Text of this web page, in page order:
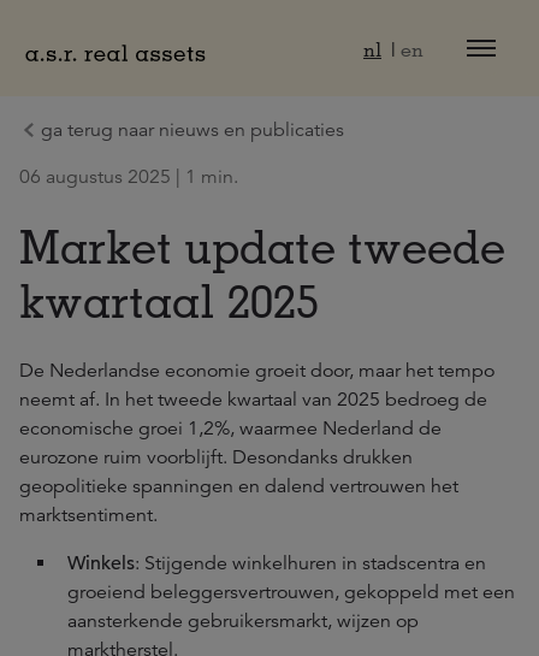
nl en
ga terug naar nieuws en publicaties
06 augustus 2025 | 1 min.
Market update tweede
kwartaal 2025
De Nederlandse economie groeit door, maar het tempo
neemt af. In het tweede kwartaal van 2025 bedroeg de
economische groei 1,2%, waarmee Nederland de
eurozone ruim voorblijft. Desondanks drukken
geopolitieke spanningen en dalend vertrouwen het
marktsentiment.
Winkels: Stijgende winkelhuren in stadscentra en
groeiend beleggersvertrouwen, gekoppeld met een
aansterkende gebruikersmarkt, wijzen op
marktherstel.